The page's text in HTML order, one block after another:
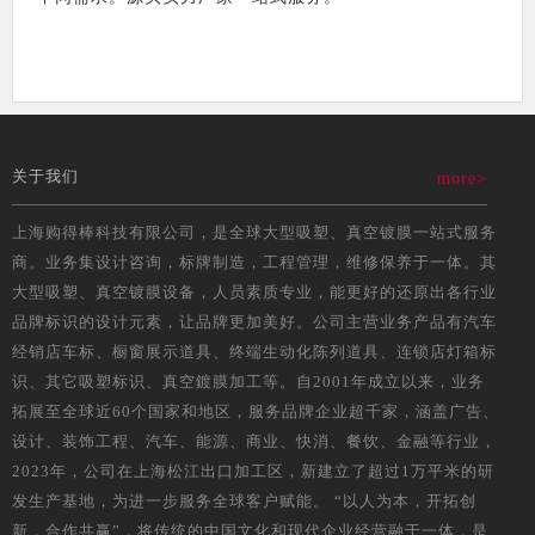
关于我们 more>
上海购得棒科技有限公司，是全球大型吸塑、真空镀膜一站式服务
商。业务集设计咨询，标牌制造，工程管理，维修保养于一体。其
大型吸塑、真空镀膜设备，人员素质专业，能更好的还原出各行业
品牌标识的设计元素，让品牌更加美好。公司主营业务产品有汽车
经销店车标、橱窗展示道具、终端生动化陈列道具、连锁店灯箱标
识、其它吸塑标识、真空鍍膜加工等。自2001年成立以来，业务
拓展至全球近60个国家和地区，服务品牌企业超千家，涵盖广告、
设计、装饰工程、汽车、能源、商业、快消、餐饮、金融等行业，
2023年，公司在上海松江出口加工区，新建立了超过1万平米的研
发生产基地，为进一步服务全球客户赋能。 “以人为本，开拓创
新，合作共赢”，将传统的中国文化和现代企业经营融于一体，是